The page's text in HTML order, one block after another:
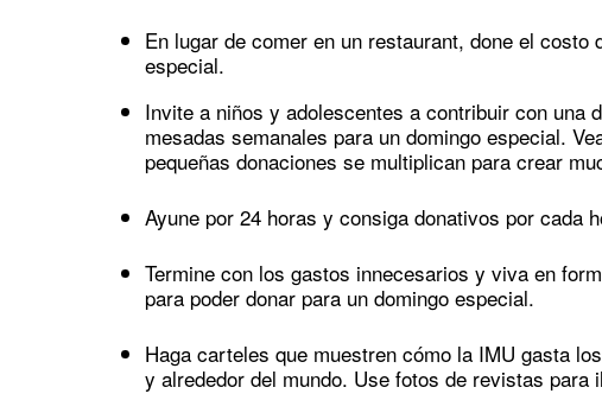
En lugar de comer en un restaurant, done el costo
especial.
Invite a niños y adolescentes a contribuir con una
mesadas semanales para un domingo especial.
pequeñas donaciones se multiplican para crear
Ayune por 24 horas y consiga donativos por cada
Termine con los gastos innecesarios y viva en
para poder donar para un domingo especial.
Haga carteles que muestren cómo la IMU gasta
y alrededor del mundo. Use fotos de revistas para